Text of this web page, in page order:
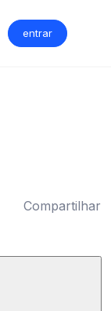
entrar
Compartilhar